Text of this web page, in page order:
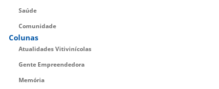
Saúde
Comunidade
Colunas
Atualidades Vitivinícolas
Gente Empreendedora
Memória